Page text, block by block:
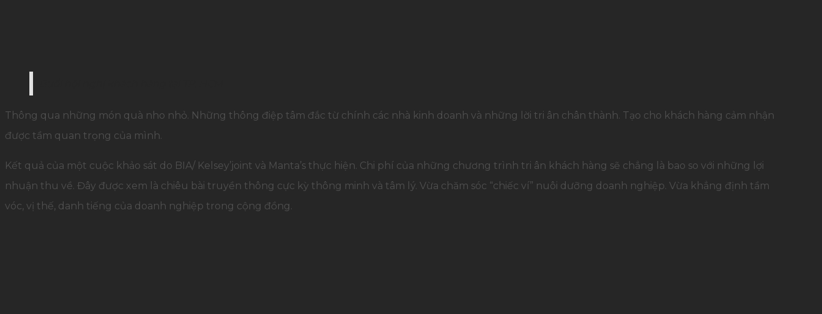
Thông qua những món quà nho nhỏ. Những thông điệp tâm đắc từ chính các nhà kinh doanh và những lời tri ân chân thành. Tạo cho khách hàng cảm nhận
được tầm quan trọng của mình.
Kết quả của một cuộc khảo sát do BIA/ Kelsey’joint và Manta’s thực hiện. Chi phí của những chương trình tri ân khách hàng sẽ chẳng là bao so với những lợi
nhuận thu về. Đây được xem là chiêu bài truyền thông cực kỳ thông minh và tâm lý. Vừa chăm sóc “chiếc ví” nuôi dưỡng doanh nghiệp. Vừa khẳng định tầm
vóc, vị thế, danh tiếng của doanh nghiệp trong cộng đồng.